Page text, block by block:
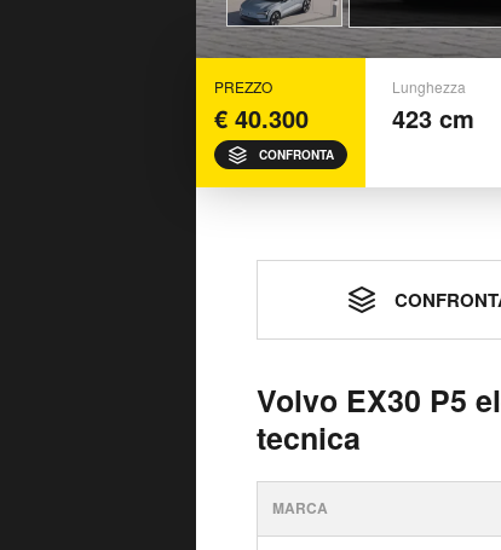
PREZZO
€ 40.300
CONFRONTA
Lunghezza
423 cm
Volvo EX30 P5
tecnica
MARCA